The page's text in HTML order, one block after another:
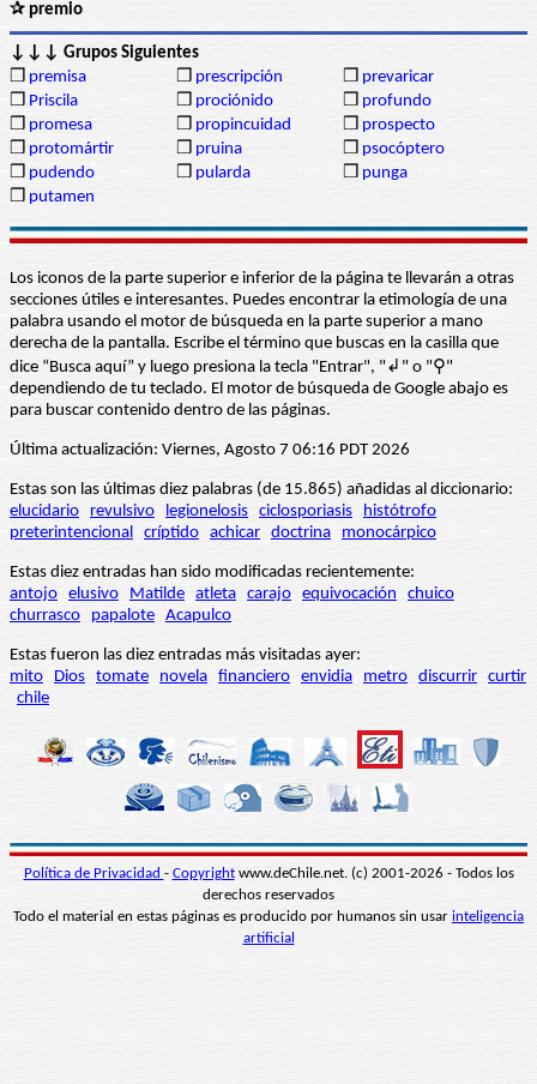
✰ premio
↓↓↓ Grupos Siguientes
❒ premisa ❒ prescripción ❒ prevaricar
❒ Priscila ❒ prociónido ❒ profundo
❒ promesa ❒ propincuidad ❒ prospecto
❒ protomártir ❒ pruina ❒ psocóptero
❒ pudendo ❒ pularda ❒ punga
❒ putamen
Los iconos de la parte superior e inferior de la página te llevarán a otras
secciones útiles e interesantes. Puedes encontrar la etimología de una
palabra usando el motor de búsqueda en la parte superior a mano
derecha de la pantalla. Escribe el término que buscas en la casilla que
dice “Busca aquí” y luego presiona la tecla "Entrar", "↲" o "⚲"
dependiendo de tu teclado. El motor de búsqueda de Google abajo es
para buscar contenido dentro de las páginas.
Última actualización: Viernes, Agosto 7 06:16 PDT 2026
Estas son las últimas diez palabras (de 15.865) añadidas al diccionario:
elucidario
revulsivo legionelosis ciclosporiasis
histótrofo
preterintencional críptido achicar doctrina monocárpico
Estas diez entradas han sido modificadas recientemente:
antojo elusivo Matilde atleta carajo equivocación
chuico
churrasco
papalote Acapulco
Estas fueron las diez entradas más visitadas ayer:
mito
Dios tomate novela financiero envidia metro discurrir curtir
chile
Política de Privacidad - Copyrightwww.deChile.net. (c) 2001-2026 - Todos los
derechos reservados
Todo el material en estas páginas es producido por humanos sin usar inteligencia
artificial